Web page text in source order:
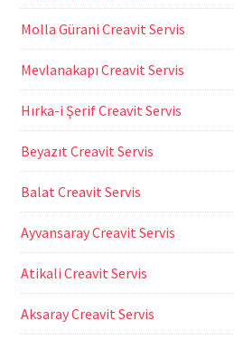
Molla Gürani Creavit Servis
Mevlanakapı Creavit Servis
Hırka-i Şerif Creavit Servis
Beyazıt Creavit Servis
Balat Creavit Servis
Ayvansaray Creavit Servis
Atikali Creavit Servis
Aksaray Creavit Servis